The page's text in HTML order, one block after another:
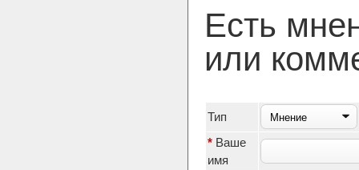
Есть
или
Тип
* Ваше
имя